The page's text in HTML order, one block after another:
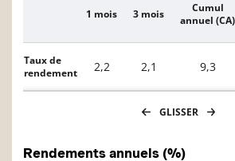
Description
1 mois 3 mois
Cumul
annuel (CA)
Taux de
rendement
2,2 2,1 9,3
GLISSER
Rendements annuels (%)